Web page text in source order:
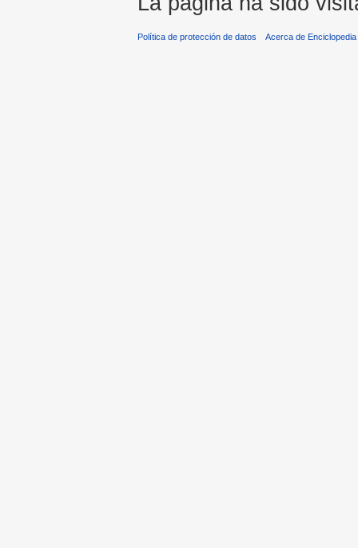
Política de protección de datos Acerca de